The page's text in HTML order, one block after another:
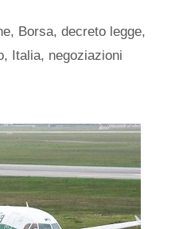
, Borsa,decreto legge,
, Italia, negoziazioni